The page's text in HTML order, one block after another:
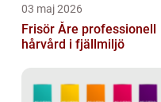
03 maj 2026
Frisör Åre professionell
hårvård i fjällmiljö